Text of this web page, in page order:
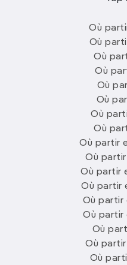
Où
Où
Où
Où
Où
Où
Où
Où
Où partir
Où
Où partir
Où partir
Où partir
Où partir
Où
Où
Où